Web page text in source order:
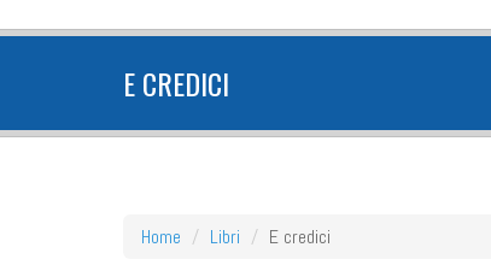
E CREDICI
Home Libri E credici